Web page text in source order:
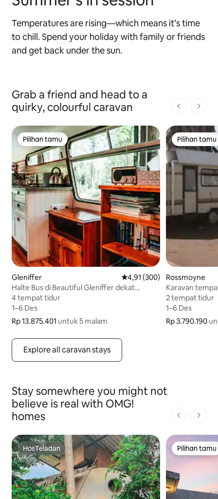
Temperatures are rising—which means it’s time
to chill. Spend your holiday with family or friends
and get back under the sun.
Grab a friend and head to a
quirky, colourful caravan
1 dari 1
Pilihan tamu
Pilihan tamu
Gleniffer
Halte Bus di Beautiful Gleniffer dekat
Bellingen
4 tempat tidur
4 tempat tidur
1–6 Des
1–6 Des
Rp 13.875.401 untuk 5 malam
Rp 13.875.401 untuk 5 malam
Nilai rata-rata 4,91 dari 5,
4,91 (300)
Pilihan tamu
Pilihan tamu
Rossmoyne
Karavan
Aircon WIFI
2 tempat tidur
2 tempat tidur
1–6 Des
1–6 Des
Rp 3.790.190
Rp 3.790.190
Explore all caravan stays
Stay somewhere you might not
believe is real with OMG!
homes
1 dari 1
HosTeladan
HosTeladan
Pilihan tamu
Pilihan tamu